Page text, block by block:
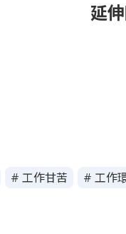
延
# 工作甘苦 # 工作